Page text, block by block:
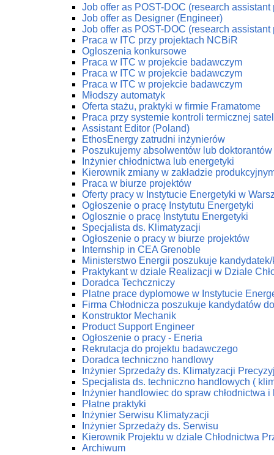
Job offer as POST-DOC (research assistant
Job offer as Designer (Engineer)
Job offer as POST-DOC (research assistant
Praca w ITC przy projektach NCBiR
Ogloszenia konkursowe
Praca w ITC w projekcie badawczym
Praca w ITC w projekcie badawczym
Praca w ITC w projekcie badawczym
Młodszy automatyk
Oferta stażu, praktyki w firmie Framatome
Praca przy systemie kontroli termicznej
Assistant Editor (Poland)
EthosEnergy zatrudni inżynierów
Poszukujemy absolwentów lub
Inżynier chłodnictwa lub energetyki
Kierownik zmiany w zakładzie
Praca w biurze projektów
Oferty pracy w Instytucie Energetyki w
Ogłoszenie o pracę Instytutu Energetyki
Oglosznie o pracę Instytutu Energetyki
Specjalista ds. Klimatyzacji
Ogłoszenie o pracy w biurze projektów
Internship in CEA Grenoble
Ministerstwo Energii poszukuje
Praktykant w dziale Realizacji w Dziale
Doradca Techczniczy
Platne prace dyplomowe w Instytucie
Firma Chłodnicza poszukuje kandydatów
Konstruktor Mechanik
Product Support Engineer
Ogłoszenie o pracy - Eneria
Rekrutacja do projektu badawczego
Doradca techniczno handlowy
Inżynier Sprzedaży ds. Klimatyzacji
Specjalista ds. techniczno handlowych (
Inżynier handlowiec do spraw chłodnictwa
Płatne praktyki
Inżynier Serwisu Klimatyzacji
Inżynier Sprzedaży ds. Serwisu
Kierownik Projektu w dziale Chłodnictwa
Archiwum